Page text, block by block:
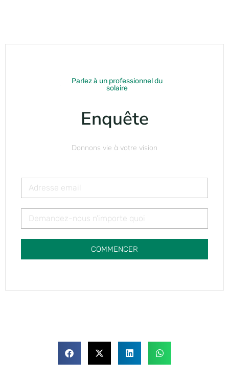
Parlez à un professionnel du
solaire
Enquête
Donnons vie à votre vision
COMMENCER